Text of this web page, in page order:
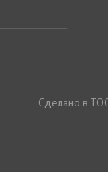
Сделано в